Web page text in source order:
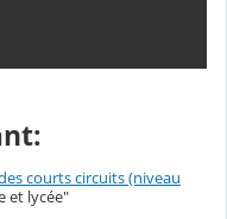
courts circuits (niveau
et lycée"